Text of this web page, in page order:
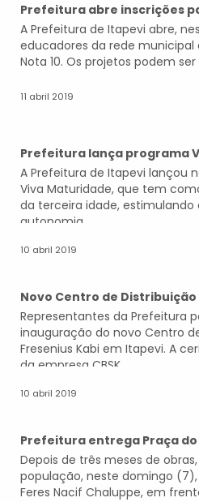
Prefeitura abre inscrições
A Prefeitura de Itapevi abre,
educadores da rede municipal
Nota 10. Os projetos podem
11 abril 2019
Prefeitura lança programa
A Prefeitura de Itapevi lançou
Viva Maturidade, que tem
da terceira idade,
autonomia,...
10 abril 2019
Novo Centro de
Representantes da Prefeitura
inauguração do novo Centro
Fresenius Kabi em Itapevi. A
da empresa CBSK,...
10 abril 2019
Prefeitura entrega Praça
Depois de três meses de
população, neste domingo
Feres Nacif Chaluppe, em